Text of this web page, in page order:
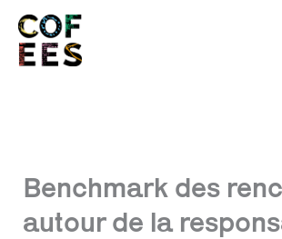
Benchmark des
autour de la